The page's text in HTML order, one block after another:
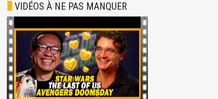
VIDÉOS À NE PAS MANQUER